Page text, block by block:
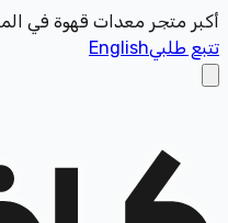
أكبر متجر معدات قهوة في
تتبع طلبيEnglish